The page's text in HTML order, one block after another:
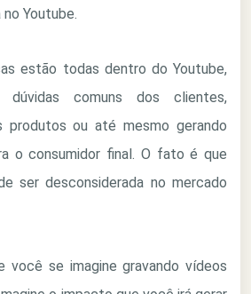
Youtube.
estão todas dentro do Youtube,
dúvidas comuns dos clientes,
produtos ou até mesmo gerando
o consumidor final. O fato é que
ser desconsiderada no mercado
você se imagine gravando vídeos